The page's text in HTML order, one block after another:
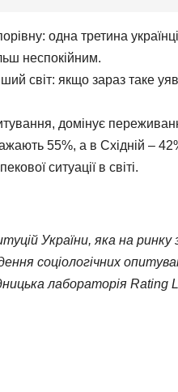
одна третина
неспокійним.
світ: якщо зараз таке
домінує
55%, а в Східній –
ситуації в світі.
України, яка на ринку
соціологічних
лабораторія